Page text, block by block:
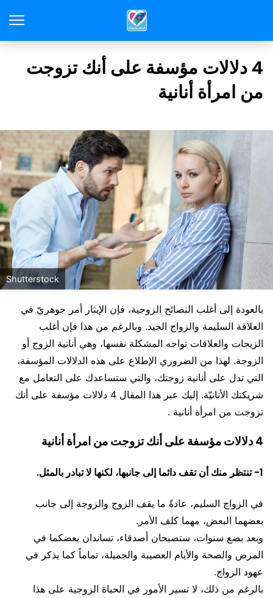
4 دلالات مؤسفة على أنك تزوجت
من امرأة أنانية
Shutterstock
بالعودة إلى أغلب النصائح الزوجية، فإن الإيثار أمر جوهريّ في
العلاقة السليمة والزواج الجيد. وبالرغم من هذا فإن أغلب
الزيجات والعلاقات تواجه المشكلة نفسها، وهي أنانية الزوج أو
الزوجة. لهذا من الضروري الإطلاع على هذه الدلالات المؤسفة،
التي تدل على أنانية زوجتك، والتي ستساعدك على التعامل مع
شريكتك الأنانيّة. إليك عبر هذا المقال 4 دلالات مؤسفة على أنك
تزوجت من امرأة أنانية .
4 دلالات مؤسفة على أنك تزوجت من امرأة أنانية
1- تنتظر منك أن تقف دائما إلى جانبها، لكنها لا تبادر بالمثل.
في الزواج السليم، عادةً ما يقف الزوج والزوجة إلى جانب
بعضهما البعض، مهما كلف الأمر.
وبعد بضع سنوات، ستصبحان أصدقاء، تساندان بعضكما في
المرض والصحة والأيام العصيبة والجميلة، تماماً كما يذكر في
عهود الزواج.
بالرغم من ذلك، لا تسير الأمور في الحياة الزوجية على هذا